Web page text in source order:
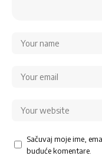
Sačuvaj moje ime,
buduće komentare.